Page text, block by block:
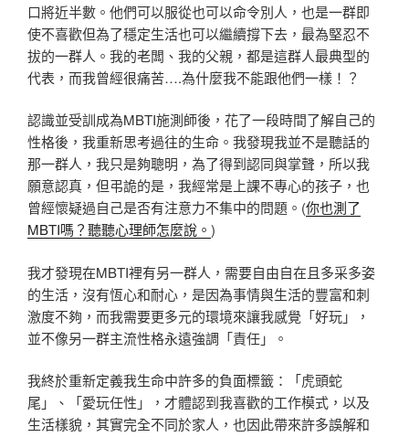
口將近半數。他們可以服從也可以命令別人，也是一群即
使不喜歡但為了穩定生活也可以繼續撐下去，最為堅忍不
拔的一群人。我的老闆、我的父親，都是這群人最典型的
代表，而我曾經很痛苦….為什麼我不能跟他們一樣！？
認識並受訓成為MBTI施測師後，花了一段時間了解自己的
性格後，我重新思考過往的生命。我發現我並不是聽話的
那一群人，我只是夠聰明，為了得到認同與掌聲，所以我
願意認真，但弔詭的是，我經常是上課不專心的孩子，也
曾經懷疑過自己是否有注意力不集中的問題。(你也測了
MBTI嗎？聽聽心理師怎麼說。 )
我才發現在MBTI裡有另一群人，需要自由自在且多采多姿
的生活，沒有恆心和耐心，是因為事情與生活的豐富和刺
激度不夠，而我需要更多元的環境來讓我感覺「好玩」，
並不像另一群主流性格永遠強調「責任」。
我終於重新定義我生命中許多的負面標籤：「虎頭蛇
尾」、「愛玩任性」，才體認到我喜歡的工作模式，以及
生活樣貌，其實完全不同於家人，也因此帶來許多誤解和